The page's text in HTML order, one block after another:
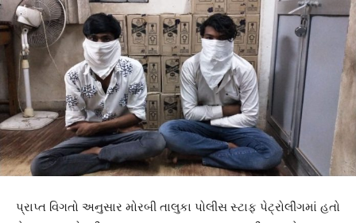
પ્રાપ્ત વિગતો અનુસાર મોરબી તાલુકા પોલીસ સ્ટાફ પેટ્રોલીંગમાં હતો